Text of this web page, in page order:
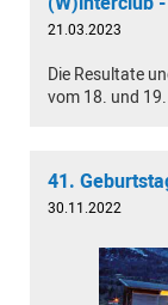
21.03.2023
Die Resultate
vom 18. und
41.
30.11.2022